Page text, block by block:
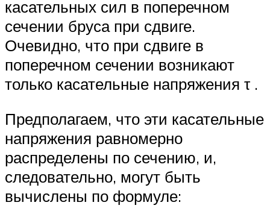
касательных сил в поперечном
сечении бруса при сдвиге.
Очевидно, что при сдвиге в
поперечном сечении возникают
только касательные напряжения τ .
Предполагаем, что эти касательные
напряжения равномерно
распределены по сечению, и,
следовательно, могут быть
вычислены по формуле: